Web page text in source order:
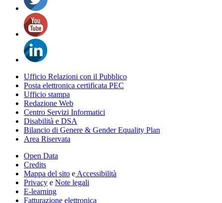
Ufficio Relazioni con il Pubblico
Posta elettronica certificata PEC
Ufficio stampa
Redazione Web
Centro Servizi Informatici
Disabilità e DSA
Bilancio di Genere & Gender Equality Plan
Area Riservata
Open Data
Credits
Mappa del sito e Accessibilità
Privacy e Note legali
E-learning
Fatturazione elettronica